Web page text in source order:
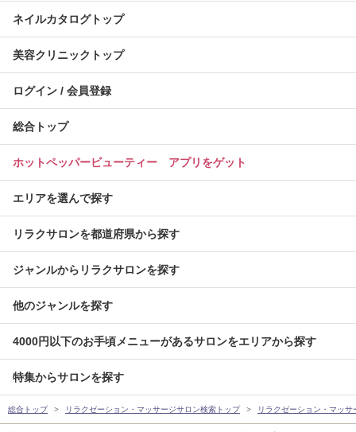
ネイルカタログトップ
美容クリニックトップ
ログイン / 会員登録
総合トップ
ホットペッパービューティー アプリをゲット
エリアを選んで探す
リラクサロンを都道府県から探す
ジャンルからリラクサロンを探す
他のジャンルを探す
4000円以下のお手頃メニューがあるサロンをエリアから探す
特集からサロンを探す
総合トップ リラクゼーション・マッサージサロン検索トップ リラクゼーション・マッ